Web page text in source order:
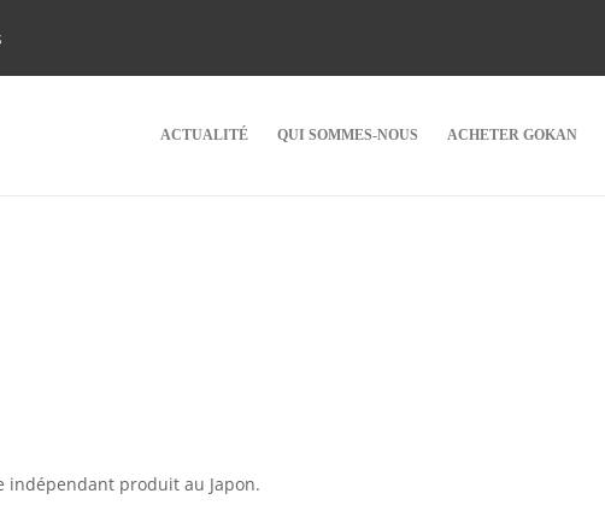
ACTUALITÉ QUI SOMMES-NOUS ACHETER GOKAN
indépendant produit au Japon.